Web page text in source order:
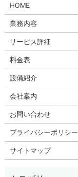
HOME
業務内容
サービス詳細
料金表
設備紹介
会社案内
お問い合わせ
プライバシーポリシー
サイトマップ